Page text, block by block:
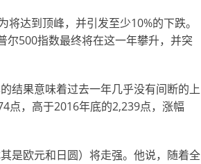
达到顶峰，并引发至少10%的下跌。
尔500指数最终将在这一年攀升，并突
结果意味着过去一年几乎没有间断的上
点，高于2016年底的2,239点，涨幅
是欧元和日圆）将走强。他说，随着全